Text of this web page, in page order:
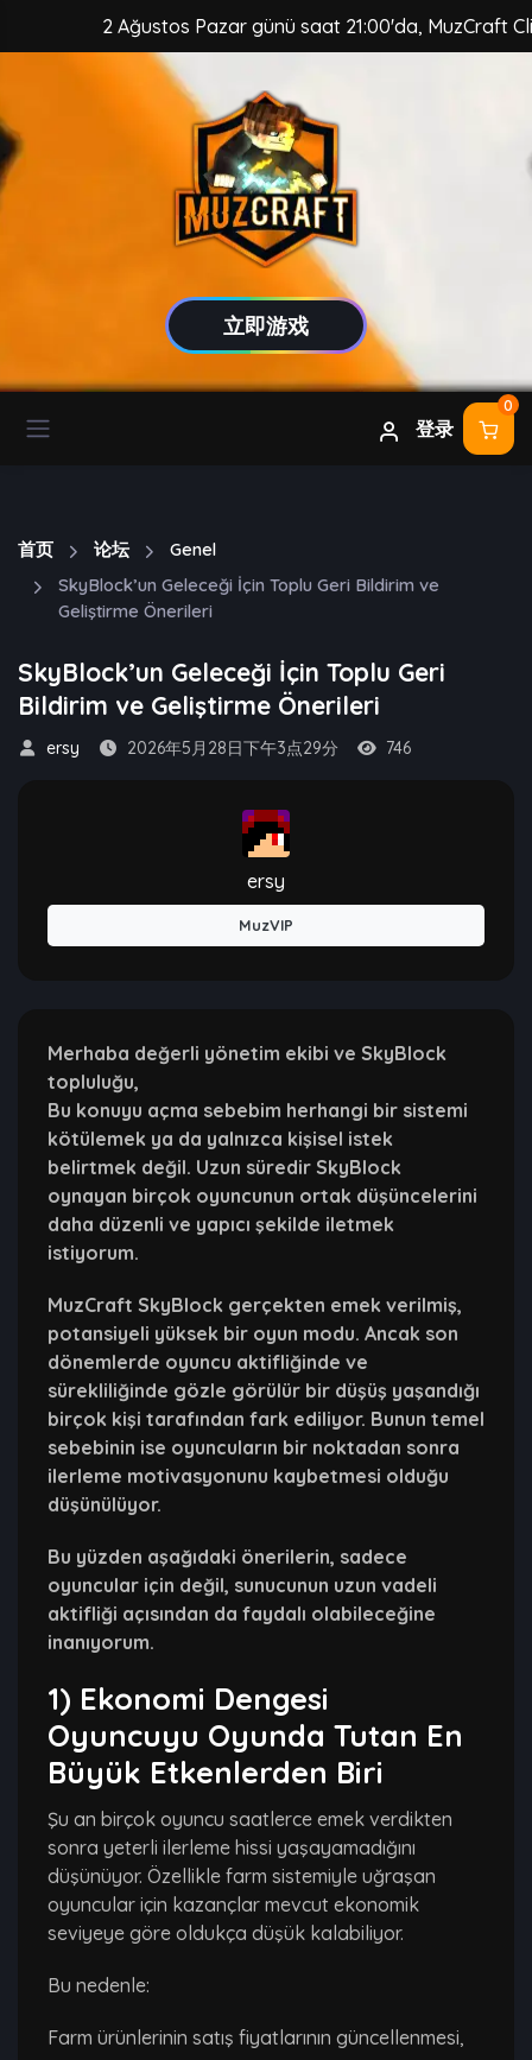
2 Ağustos Pazar günü saat 21:00'da, MuzCraft Client
立即游戏
登录
0
首页 论坛
Genel
SkyBlock’un Geleceği İçin Toplu Geri Bildirim ve
Geliştirme Önerileri
SkyBlock’un Geleceği İçin Toplu Geri
Bildirim ve Geliştirme Önerileri
ersy 2026年5月28日下午3点29分 746
ersy
MuzVIP
Merhaba değerli yönetim ekibi ve SkyBlock
topluluğu,
Bu konuyu açma sebebim herhangi bir sistemi
kötülemek ya da yalnızca kişisel istek
belirtmek değil. Uzun süredir SkyBlock
oynayan birçok oyuncunun ortak düşüncelerini
daha düzenli ve yapıcı şekilde iletmek
istiyorum.
MuzCraft SkyBlock gerçekten emek verilmiş,
potansiyeli yüksek bir oyun modu. Ancak son
dönemlerde oyuncu aktifliğinde ve
sürekliliğinde gözle görülür bir düşüş yaşandığı
birçok kişi tarafından fark ediliyor. Bunun temel
sebebinin ise oyuncuların bir noktadan sonra
ilerleme motivasyonunu kaybetmesi olduğu
düşünülüyor.
Bu yüzden aşağıdaki önerilerin, sadece
oyuncular için değil, sunucunun uzun vadeli
aktifliği açısından da faydalı olabileceğine
inanıyorum.
1) Ekonomi Dengesi
Oyuncuyu Oyunda Tutan En
Büyük Etkenlerden Biri
Şu an birçok oyuncu saatlerce emek verdikten
sonra yeterli ilerleme hissi yaşayamadığını
düşünüyor. Özellikle farm sistemiyle uğraşan
oyuncular için kazançlar mevcut ekonomik
seviyeye göre oldukça düşük kalabiliyor.
Bu nedenle:
Farm ürünlerinin satış fiyatlarının güncellenmesi,